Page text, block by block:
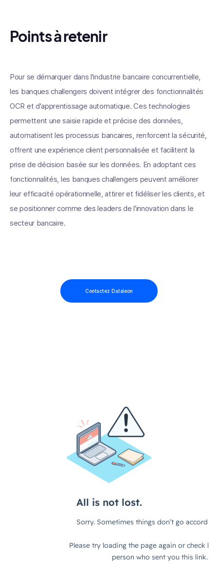
Points à retenir
Pour se démarquer dans l'industrie bancaire concurrentielle,
les banques challengers doivent intégrer des fonctionnalités
OCR et d'apprentissage automatique. Ces technologies
permettent une saisie rapide et précise des données,
automatisent les processus bancaires, renforcent la sécurité,
offrent une expérience client personnalisée et facilitent la
prise de décision basée sur les données. En adoptant ces
fonctionnalités, les banques challengers peuvent améliorer
leur efficacité opérationnelle, attirer et fidéliser les clients, et
se positionner comme des leaders de l'innovation dans le
secteur bancaire.
Contactez Dataleon